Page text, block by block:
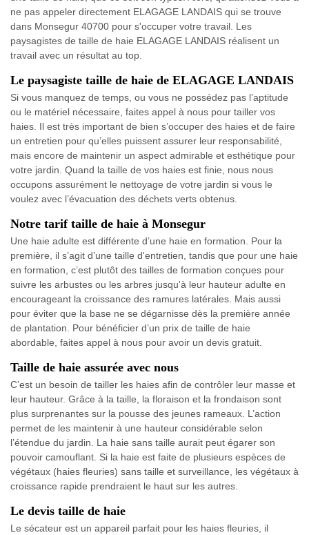
ne pas appeler directement ELAGAGE LANDAIS qui se trouve
dans Monsegur 40700 pour s'occuper votre travail. Les
paysagistes de taille de haie ELAGAGE LANDAIS réalisent un
travail avec un résultat au top.
Le paysagiste taille de haie de ELAGAGE LANDAIS
Si vous manquez de temps, ou vous ne possédez pas l’aptitude
ou le matériel nécessaire, faites appel à nous pour tailler vos
haies. Il est très important de bien s’occuper des haies et de faire
un entretien pour qu’elles puissent assurer leur responsabilité,
mais encore de maintenir un aspect admirable et esthétique pour
votre jardin. Quand la taille de vos haies est finie, nous nous
occupons assurément le nettoyage de votre jardin si vous le
voulez avec l’évacuation des déchets verts obtenus.
Notre tarif taille de haie à Monsegur
Une haie adulte est différente d’une haie en formation. Pour la
première, il s’agit d’une taille d'entretien, tandis que pour une haie
en formation, c’est plutôt des tailles de formation conçues pour
suivre les arbustes ou les arbres jusqu'à leur hauteur adulte en
encourageant la croissance des ramures latérales. Mais aussi
pour éviter que la base ne se dégarnisse dès la première année
de plantation. Pour bénéficier d’un prix de taille de haie
abordable, faites appel à nous pour avoir un devis gratuit.
Taille de haie assurée avec nous
C’est un besoin de tailler les haies afin de contrôler leur masse et
leur hauteur. Grâce à la taille, la floraison et la frondaison sont
plus surprenantes sur la pousse des jeunes rameaux. L’action
permet de les maintenir à une hauteur considérable selon
l’étendue du jardin. La haie sans taille aurait peut égarer son
pouvoir camouflant. Si la haie est faite de plusieurs espèces de
végétaux (haies fleuries) sans taille et surveillance, les végétaux à
croissance rapide prendraient le haut sur les autres.
Le devis taille de haie
Le sécateur est un appareil parfait pour les haies fleuries, il